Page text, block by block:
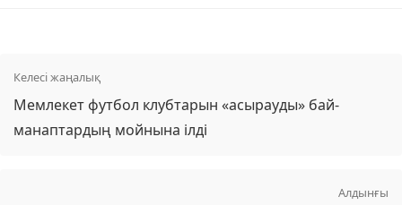
Келесі жаңалық
Мемлекет футбол клубтарын «асырауды» бай-
манаптардың мойнына ілді
Алдынғы